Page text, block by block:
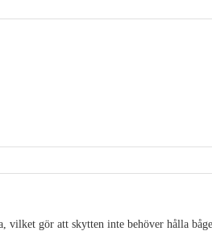
gör att skytten inte behöver hålla